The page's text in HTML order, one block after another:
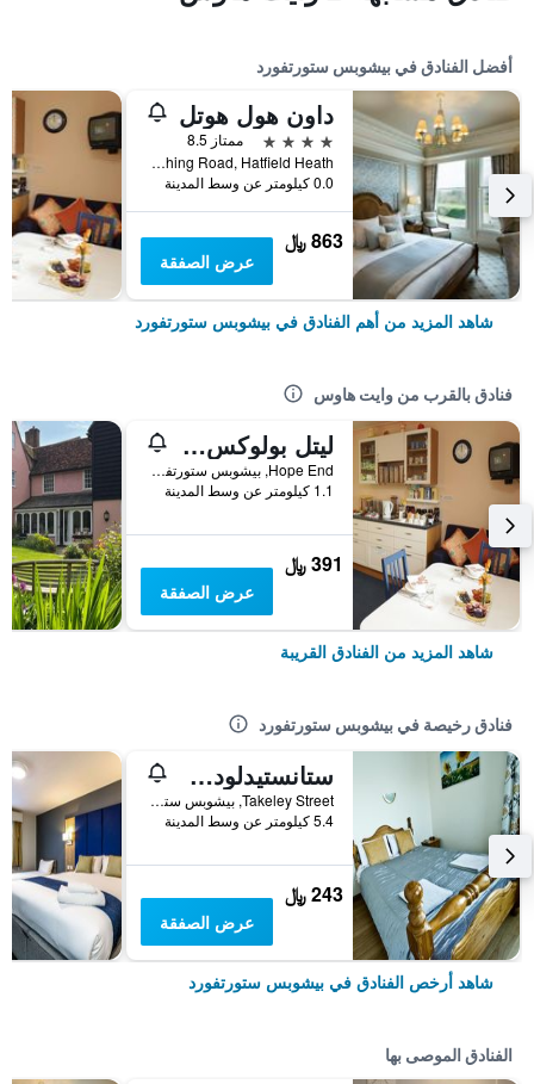
أفضل الفنادق في بيشوبس ستورتفورد
داون هول هوتل
4 نجوم
ممتاز 8.5
Matching Road, Hatfield Heath, بيشوبس ستورتفورد, المملكة المتحدة
0.0 كيلومتر عن وسط المدينة
863 ﷼
عرض الصفقة
شاهد المزيد من أهم الفنادق في بيشوبس ستورتفورد
فنادق بالقرب من وايت هاوس
ليتل بولوكس فارم
Hope End, بيشوبس ستورتفورد, المملكة المتحدة
1.1 كيلومتر عن وسط المدينة
391 ﷼
عرض الصفقة
شاهد المزيد من الفنادق القريبة
فنادق رخيصة في بيشوبس ستورتفورد
ستانستيدلودج إيربورت لودج
Takeley Street, بيشوبس ستورتفورد, المملكة المتحدة
5.4 كيلومتر عن وسط المدينة
243 ﷼
عرض الصفقة
شاهد أرخص الفنادق في بيشوبس ستورتفورد
الفنادق الموصى بها